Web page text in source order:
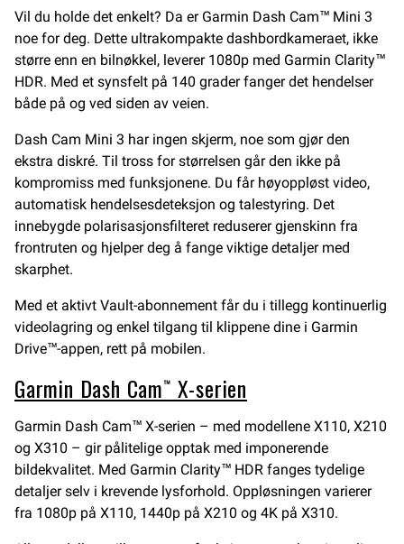
Vil du holde det enkelt? Da er Garmin Dash Cam™ Mini 3
noe for deg. Dette ultrakompakte dashbordkameraet, ikke
større enn en bilnøkkel, leverer 1080p med Garmin Clarity™
HDR. Med et synsfelt på 140 grader fanger det hendelser
både på og ved siden av veien.
Dash Cam Mini 3 har ingen skjerm, noe som gjør den
ekstra diskré. Til tross for størrelsen går den ikke på
kompromiss med funksjonene. Du får høyoppløst video,
automatisk hendelsesdeteksjon og talestyring. Det
innebygde polarisasjonsfilteret reduserer gjenskinn fra
frontruten og hjelper deg å fange viktige detaljer med
skarphet.
Med et aktivt Vault-abonnement får du i tillegg kontinuerlig
videolagring og enkel tilgang til klippene dine i Garmin
Drive™-appen, rett på mobilen.
Garmin Dash Cam™ X-serien
Garmin Dash Cam™ X-serien – med modellene X110, X210
og X310 – gir pålitelige opptak med imponerende
bildekvalitet. Med Garmin Clarity™ HDR fanges tydelige
detaljer selv i krevende lysforhold. Oppløsningen varierer
fra 1080p på X110, 1440p på X210 og 4K på X310.